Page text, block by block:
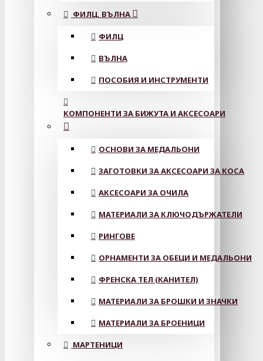
ФИЛЦ, ВЪЛНА
ФИЛЦ
ВЪЛНА
ПОСОБИЯ И ИНСТРУМЕНТИ
КОМПОНЕНТИ ЗА БИЖУТА И АКСЕСОАРИ
ОСНОВИ ЗА МЕДАЛЬОНИ
ЗАГОТОВКИ ЗА АКСЕСОАРИ ЗА КОСА
АКСЕСОАРИ ЗА ОЧИЛА
МАТЕРИАЛИ ЗА КЛЮЧОДЪРЖАТЕЛИ
РИНГОВЕ
ОРНАМЕНТИ ЗА ОБЕЦИ И МЕДАЛЬОНИ
ФРЕНСКА ТЕЛ (КАНИТЕЛ)
МАТЕРИАЛИ ЗА БРОШКИ И ЗНАЧКИ
МАТЕРИАЛИ ЗА БРОЕНИЦИ
МАРТЕНИЦИ